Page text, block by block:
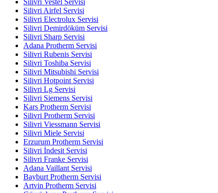
Silivri Airfel Servisi
Silivri Electrolux Servisi
Silivri Demirdöküm Servisi
Silivri Sharp Servisi
Adana Protherm Servisi
Silivri Rubenis Servisi
Silivri Toshiba Servisi
Silivri Mitsubishi Servisi
Silivri Hotpoint Servisi
Silivri Lg Servisi
Silivri Siemens Servisi
Kars Protherm Servisi
Silivri Protherm Servisi
Silivri Viessmann Servisi
Silivri Miele Servisi
Erzurum Protherm Servisi
Silivri İndesit Servisi
Silivri Franke Servisi
Adana Vaillant Servisi
Bayburt Protherm Servisi
Artvin Protherm Servisi